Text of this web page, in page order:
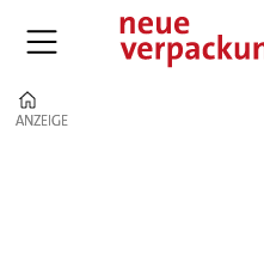
ANZEIGE
ANZEIGE